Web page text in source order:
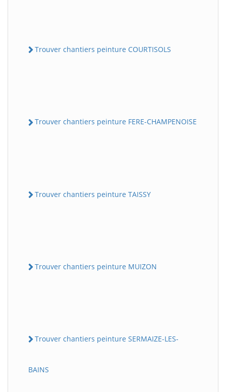
Trouver chantiers peinture COURTISOLS
Trouver chantiers peinture FERE-CHAMPENOISE
Trouver chantiers peinture TAISSY
Trouver chantiers peinture MUIZON
Trouver chantiers peinture SERMAIZE-LES-
BAINS